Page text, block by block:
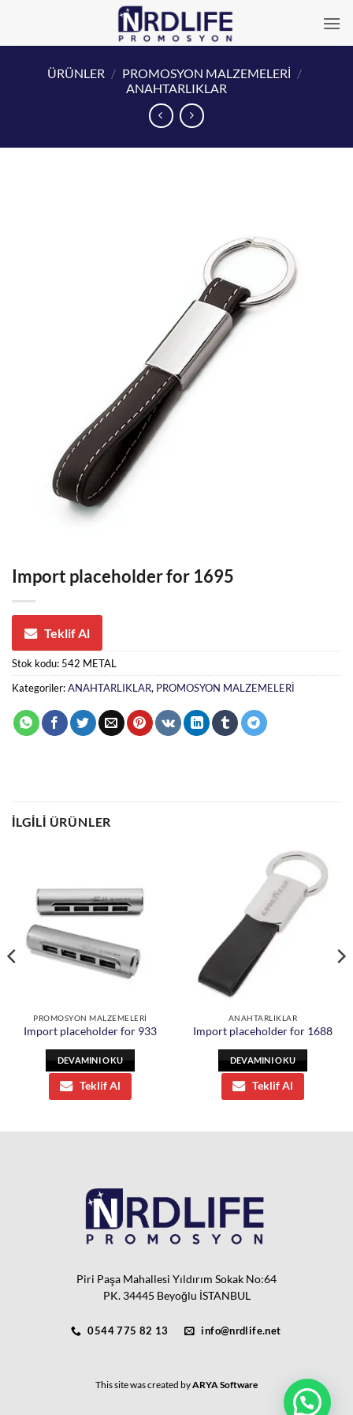
ÜRÜNLER / PROMOSYON MALZEMELERİ /
ANAHTARLIKLAR
Import placeholder for 1695
Teklif Al
Stok kodu: 542 METAL
Kategoriler:ANAHTARLIKLAR, PROMOSYON MALZEMELERİ
İLGILI ÜRÜNLER
PROMOSYON MALZEMELERİ
Import placeholder for 933
DEVAMINI OKU
Teklif Al
ANAHTARLIKLAR
Import placeholder for 1688
DEVAMINI OKU
Teklif Al
Piri Paşa Mahallesi Yıldırım Sokak No:64
PK. 34445 Beyoğlu İSTANBUL
0544 775 82 13 info@nrdlife.net
This site was created byARYA Software